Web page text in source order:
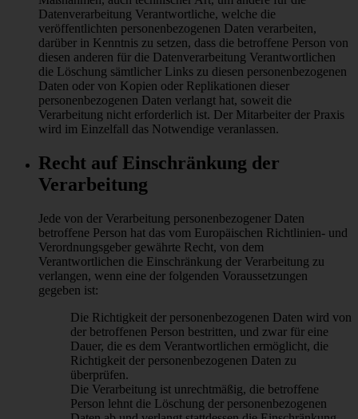
Datenverarbeitung Verantwortliche, welche die
veröffentlichten personenbezogenen Daten verarbeiten,
darüber in Kenntnis zu setzen, dass die betroffene Person von
diesen anderen für die Datenverarbeitung Verantwortlichen
die Löschung sämtlicher Links zu diesen personenbezogenen
Daten oder von Kopien oder Replikationen dieser
personenbezogenen Daten verlangt hat, soweit die
Verarbeitung nicht erforderlich ist. Der Mitarbeiter der Praxis
wird im Einzelfall das Notwendige veranlassen.
Recht auf Einschränkung der
Verarbeitung
Jede von der Verarbeitung personenbezogener Daten
betroffene Person hat das vom Europäischen Richtlinien- und
Verordnungsgeber gewährte Recht, von dem
Verantwortlichen die Einschränkung der Verarbeitung zu
verlangen, wenn eine der folgenden Voraussetzungen
gegeben ist:
Die Richtigkeit der personenbezogenen Daten wird von
der betroffenen Person bestritten, und zwar für eine
Dauer, die es dem Verantwortlichen ermöglicht, die
Richtigkeit der personenbezogenen Daten zu
überprüfen.
Die Verarbeitung ist unrechtmäßig, die betroffene
Person lehnt die Löschung der personenbezogenen